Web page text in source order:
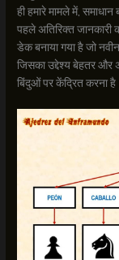
ही हमारे मामले में,
पहले अतिरिक्त जानकारी
डेक बनाया गया है जो
जिसका उद्देश्य बेहतर
बिंदुओं पर केंद्रित करना